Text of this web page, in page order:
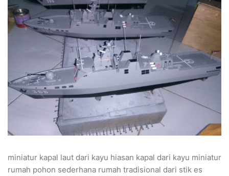
miniatur kapal laut dari kayu hiasan kapal dari kayu miniatur
rumah pohon sederhana rumah tradisional dari stik es